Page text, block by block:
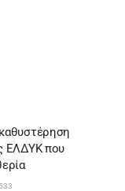
ΕΛΔΥΚ που